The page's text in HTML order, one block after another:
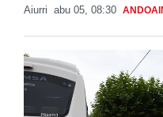
Aiurri abu 05, 08:30